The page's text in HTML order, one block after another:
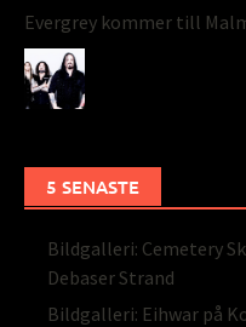
Evergrey kommer till
5 SENASTE
Bildgalleri: Cemetery
Debaser Strand
Bildgalleri: Eihwar på